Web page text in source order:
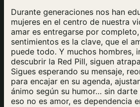
Durante generaciones nos han
mujeres en el centro de nuestra
amar es entregarse por
sentimientos es la clave, que el
puede todo. Y muchos hombres,
descubrir la Red Pill, siguen
Sigues esperando su mensaje,
para encajar en su agenda,
ánimo según su humor… sin
eso no es amor, es dependencia